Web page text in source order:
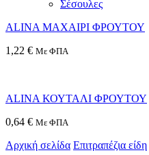
Σέσουλες
ALINA ΜΑΧΑΙΡΙ ΦΡΟΥΤΟΥ
1,22 € Με ΦΠΑ
ALINA ΚΟΥΤΑΛΙ ΦΡΟΥΤΟΥ
0,64 € Με ΦΠΑ
Αρχική σελίδα Επιτραπέζια είδη